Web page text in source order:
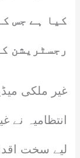
کیا ہے جس
رجسٹریشن
غیر ملکی
انتظامیہ نے
لیے سخت